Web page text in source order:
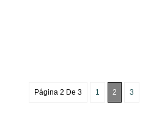
Página 2 De 3 1 2 3